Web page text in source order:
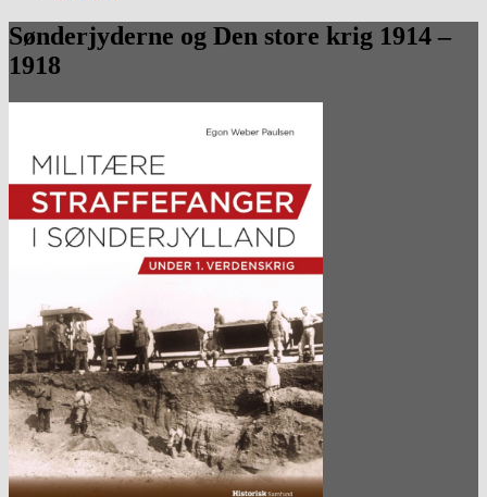
Sønderjyderne og Den store krig 1914 –
1918